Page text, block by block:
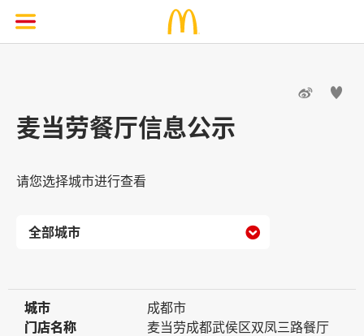
 
麦当劳餐厅信息公示
请您选择城市进行查看

城市
城市
成都市
门店名称
门店名称
麦当劳成都武侯区双凤三路餐厅